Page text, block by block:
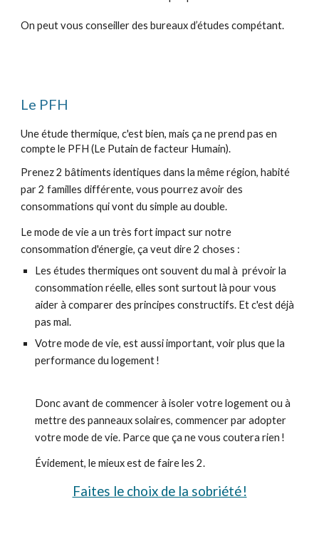
On peut vous conseiller des bureaux d’études compétant.
Le PFH
Une étude thermique, c'est bien, mais ça ne prend pas en
compte le PFH (Le Putain de facteur Humain).
Prenez 2 bâtiments identiques dans la même région, habité
par 2 familles différente, vous pourrez avoir des
consommations qui vont du simple au double.
Le mode de vie a un très fort impact sur notre
consommation d'énergie, ça veut dire 2 choses :
Les études thermiques ont souvent du mal à prévoir la
consommation réelle, elles sont surtout là pour vous
aider à comparer des principes constructifs. Et c'est déjà
pas mal.
Votre mode de vie, est aussi important, voir plus que la
performance du logement !
Donc avant de commencer à isoler votre logement ou à
mettre des panneaux solaires, commencer par adopter
votre mode de vie. Parce que ça ne vous coutera rien !
Évidement, le mieux est de faire les 2.
Faites le choix de la sobriété !